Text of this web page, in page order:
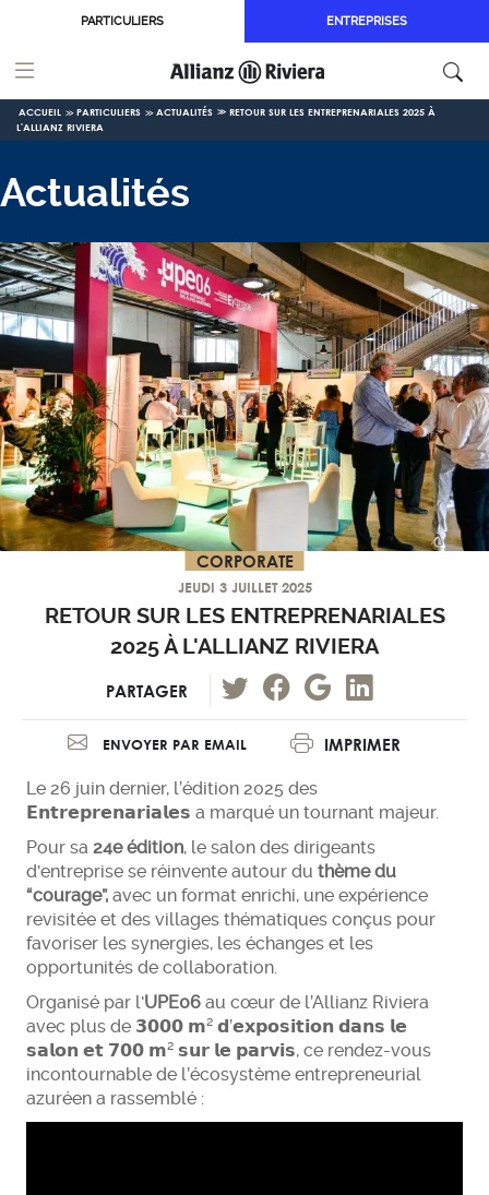
Aller au contenu principal
PARTICULIERS ENTREPRISES
ACCUEIL PARTICULIERS ACTUALITÉS
RETOUR SUR LES ENTREPRENARIALES 2025 À
L'ALLIANZ RIVIERA
Actualités
CORPORATE
JEUDI 3 JUILLET 2025
RETOUR SUR LES ENTREPRENARIALES
2025 À L'ALLIANZ RIVIERA
PARTAGER
ENVOYER PAR EMAIL IMPRIMER
Le 26 juin dernier, l’édition 2025 des
𝗘𝗻𝘁𝗿𝗲𝗽𝗿𝗲𝗻𝗮𝗿𝗶𝗮𝗹𝗲𝘀 a marqué un tournant majeur.
Pour sa 24e édition, le salon des dirigeants
d'entreprise se réinvente autour du thème du
“courage”, avec un format enrichi, une expérience
revisitée et des villages thématiques conçus pour
favoriser les synergies, les échanges et les
opportunités de collaboration.
Organisé par l'UPE06 au cœur de l’Allianz Riviera
avec plus de 𝟯𝟬𝟬𝟬 𝗺² 𝗱’𝗲𝘅𝗽𝗼𝘀𝗶𝘁𝗶𝗼𝗻 𝗱𝗮𝗻𝘀 𝗹𝗲
𝘀𝗮𝗹𝗼𝗻 𝗲𝘁 𝟳𝟬𝟬 𝗺² 𝘀𝘂𝗿 𝗹𝗲 𝗽𝗮𝗿𝘃𝗶𝘀, ce rendez-vous
incontournable de l’écosystème entrepreneurial
azuréen a rassemblé :